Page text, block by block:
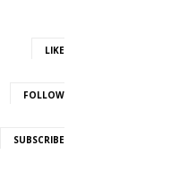
LIKE
FOLLOW
SUBSCRIBE